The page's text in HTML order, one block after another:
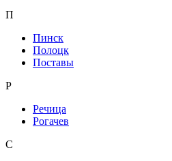
П
Пинск
Полоцк
Поставы
Р
Речица
Рогачев
С